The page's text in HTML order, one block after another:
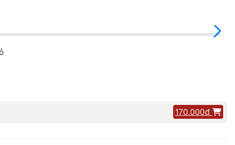
170.000đ